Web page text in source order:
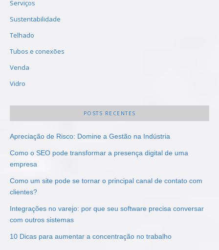
Serviços
Sustentabilidade
Telhado
Tubos e conexões
Venda
Vidro
POSTS RECENTES
Apreciação de Risco: Domine a Gestão na Indústria
Como o SEO pode transformar a presença digital de uma
empresa
Como um site pode se tornar o principal canal de contato com
clientes?
Integrações no varejo: por que seu software precisa conversar
com outros sistemas
10 Dicas para aumentar a concentração no trabalho